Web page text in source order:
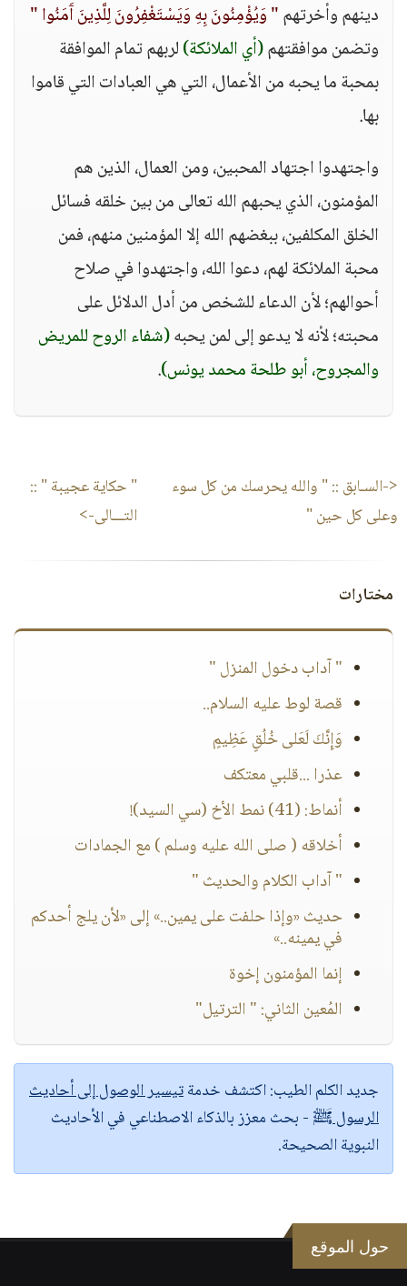
دينهم وأخرتهم" وَيُؤْمِنُونَ بِهِ وَيَسْتَغْفِرُونَ لِلَّذِينَ آَمَنُوا "
وتضمن موافقتهم(أي الملائكة)لربهم تمام الموافقة
بمحبة ما يحبه من الأعمال، التي هي العبادات التي قاموا
بها.
واجتهدوا اجتهاد المحبين، ومن العمال، الذين هم
المؤمنون، الذي يحبهم الله تعالى من بين خلقه فسائل
الخلق المكلفين، ببغضهم الله إلا المؤمنين منهم، فمن
محبة الملائكة لهم، دعوا الله، واجتهدوا في صلاح
أحوالهم؛ لأن الدعاء للشخص من أدل الدلائل على
محبته؛ لأنه لا يدعو إلى لمن يحبه(شفاء الروح للمريض
والمجروح، أبو طلحة محمد يونس).
<-السـابق ::" والله يحرسك من كل سوء
وعلى كل حين "
" حكاية عجيبة " ::
التـــالى->
مختارات
" آداب دخول المنزل "
قصة لوط عليه السلام..
وَإِنَّكَ لَعَلى خُلُقٍ عَظِيمٍ
عذرا ...قلبي معتكف
أنماط: (41) نمط الأخ (سي السيد)!
أخلاقه ( صلى الله عليه وسلم ) مع الجمادات
" آداب الكلام والحديث "
حديث «وإذا حلفت على يمين..» إلى «لأن يلج أحدكم
في يمينه..»
إنما المؤمنون إخوة
المُعين الثاني: " الترتيل"
جديد الكلم الطيب:اكتشف خدمةتيسير الوصول إلى أحاديث
الرسول ﷺ - بحث معزز بالذكاء الاصطناعي في الأحاديث
النبوية الصحيحة.
حول الموقع